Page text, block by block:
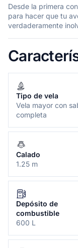
Desde la primera
para hacer que tu
verdaderamente
Tipo de vela
Vela mayor con
completa
Calado
1.25 m
Depósito de
combustible
600 L